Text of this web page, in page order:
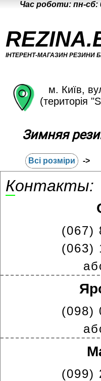
Час роботи: пн-сб:
ІНТЕРЕНТ-МАГАЗИН РЕЗИНИ
м. Київ,
(територія
Зимняя
Всі розміри ->
Контакты:
(067)
(063)
(098)
(099)